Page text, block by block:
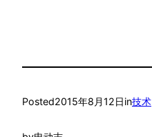
Posted2015年8月12日in技术